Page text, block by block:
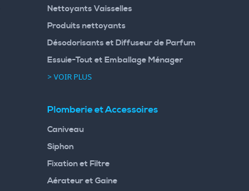
Nettoyants Vaisselles
Produits nettoyants
Désodorisants et Diffuseur de Parfum
Essuie-Tout et Emballage Ménager
> VOIR PLUS
Plomberie et Accessoires
Caniveau
Siphon
Fixation et Filtre
Aérateur et Gaine